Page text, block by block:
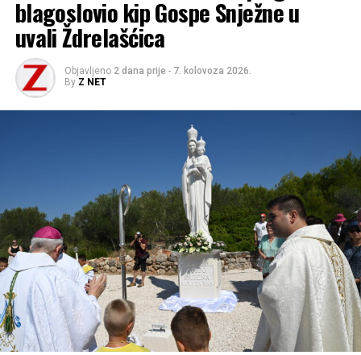
blagoslovio kip Gospe Snježne u
uvali Ždrelašćica
Objavljeno 2 dana prije - 7. kolovoza 2026.
By Z NET